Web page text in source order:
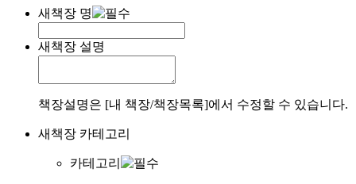
새책장 명
새책장 설명
책장설명은 [내 책장/책장목록]에서 수정할 수 있습니다.
새책장 카테고리
카테고리